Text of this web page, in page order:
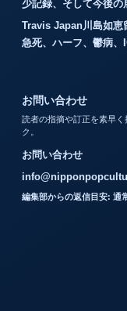
少記録、そして今後の
Travis Japan川島如恵
急死、ハーフ、鬱病
お問い合わせ
読者の指摘や訂正を素早
ク。
お問い合わせ
編集部からの返信目安: 通